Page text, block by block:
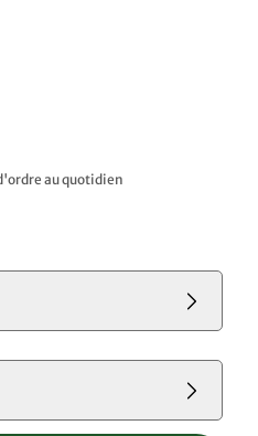
au quotidien